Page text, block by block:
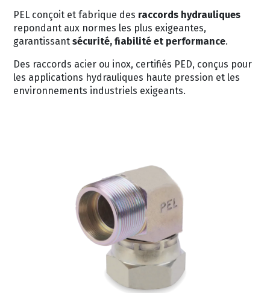
PEL conçoit et fabrique des raccords hydrauliques
repondant aux normes les plus exigeantes,
garantissantsécurité, fiabilité et performance.
Des raccords acier ou inox, certifiés PED, conçus pour
les applications hydrauliques haute pression et les
environnements industriels exigeants.